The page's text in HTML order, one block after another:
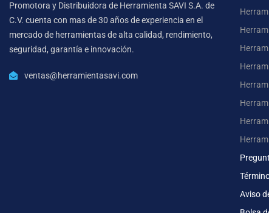
Promotora y Distribuidora de Herramienta SAVI S.A. de
C.V. cuenta con mas de 30 años de experiencia en el
mercado de herramientas de alta calidad, rendimiento,
seguridad, garantía e innovación.
ventas@herramientasavi.com
Aviso